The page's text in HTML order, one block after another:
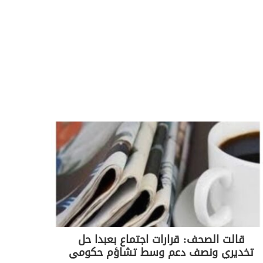
قالت الصحف: قرارات اجتماع بعبدا حل
تخديري ونصف دعم وسط تشاؤم حكومي